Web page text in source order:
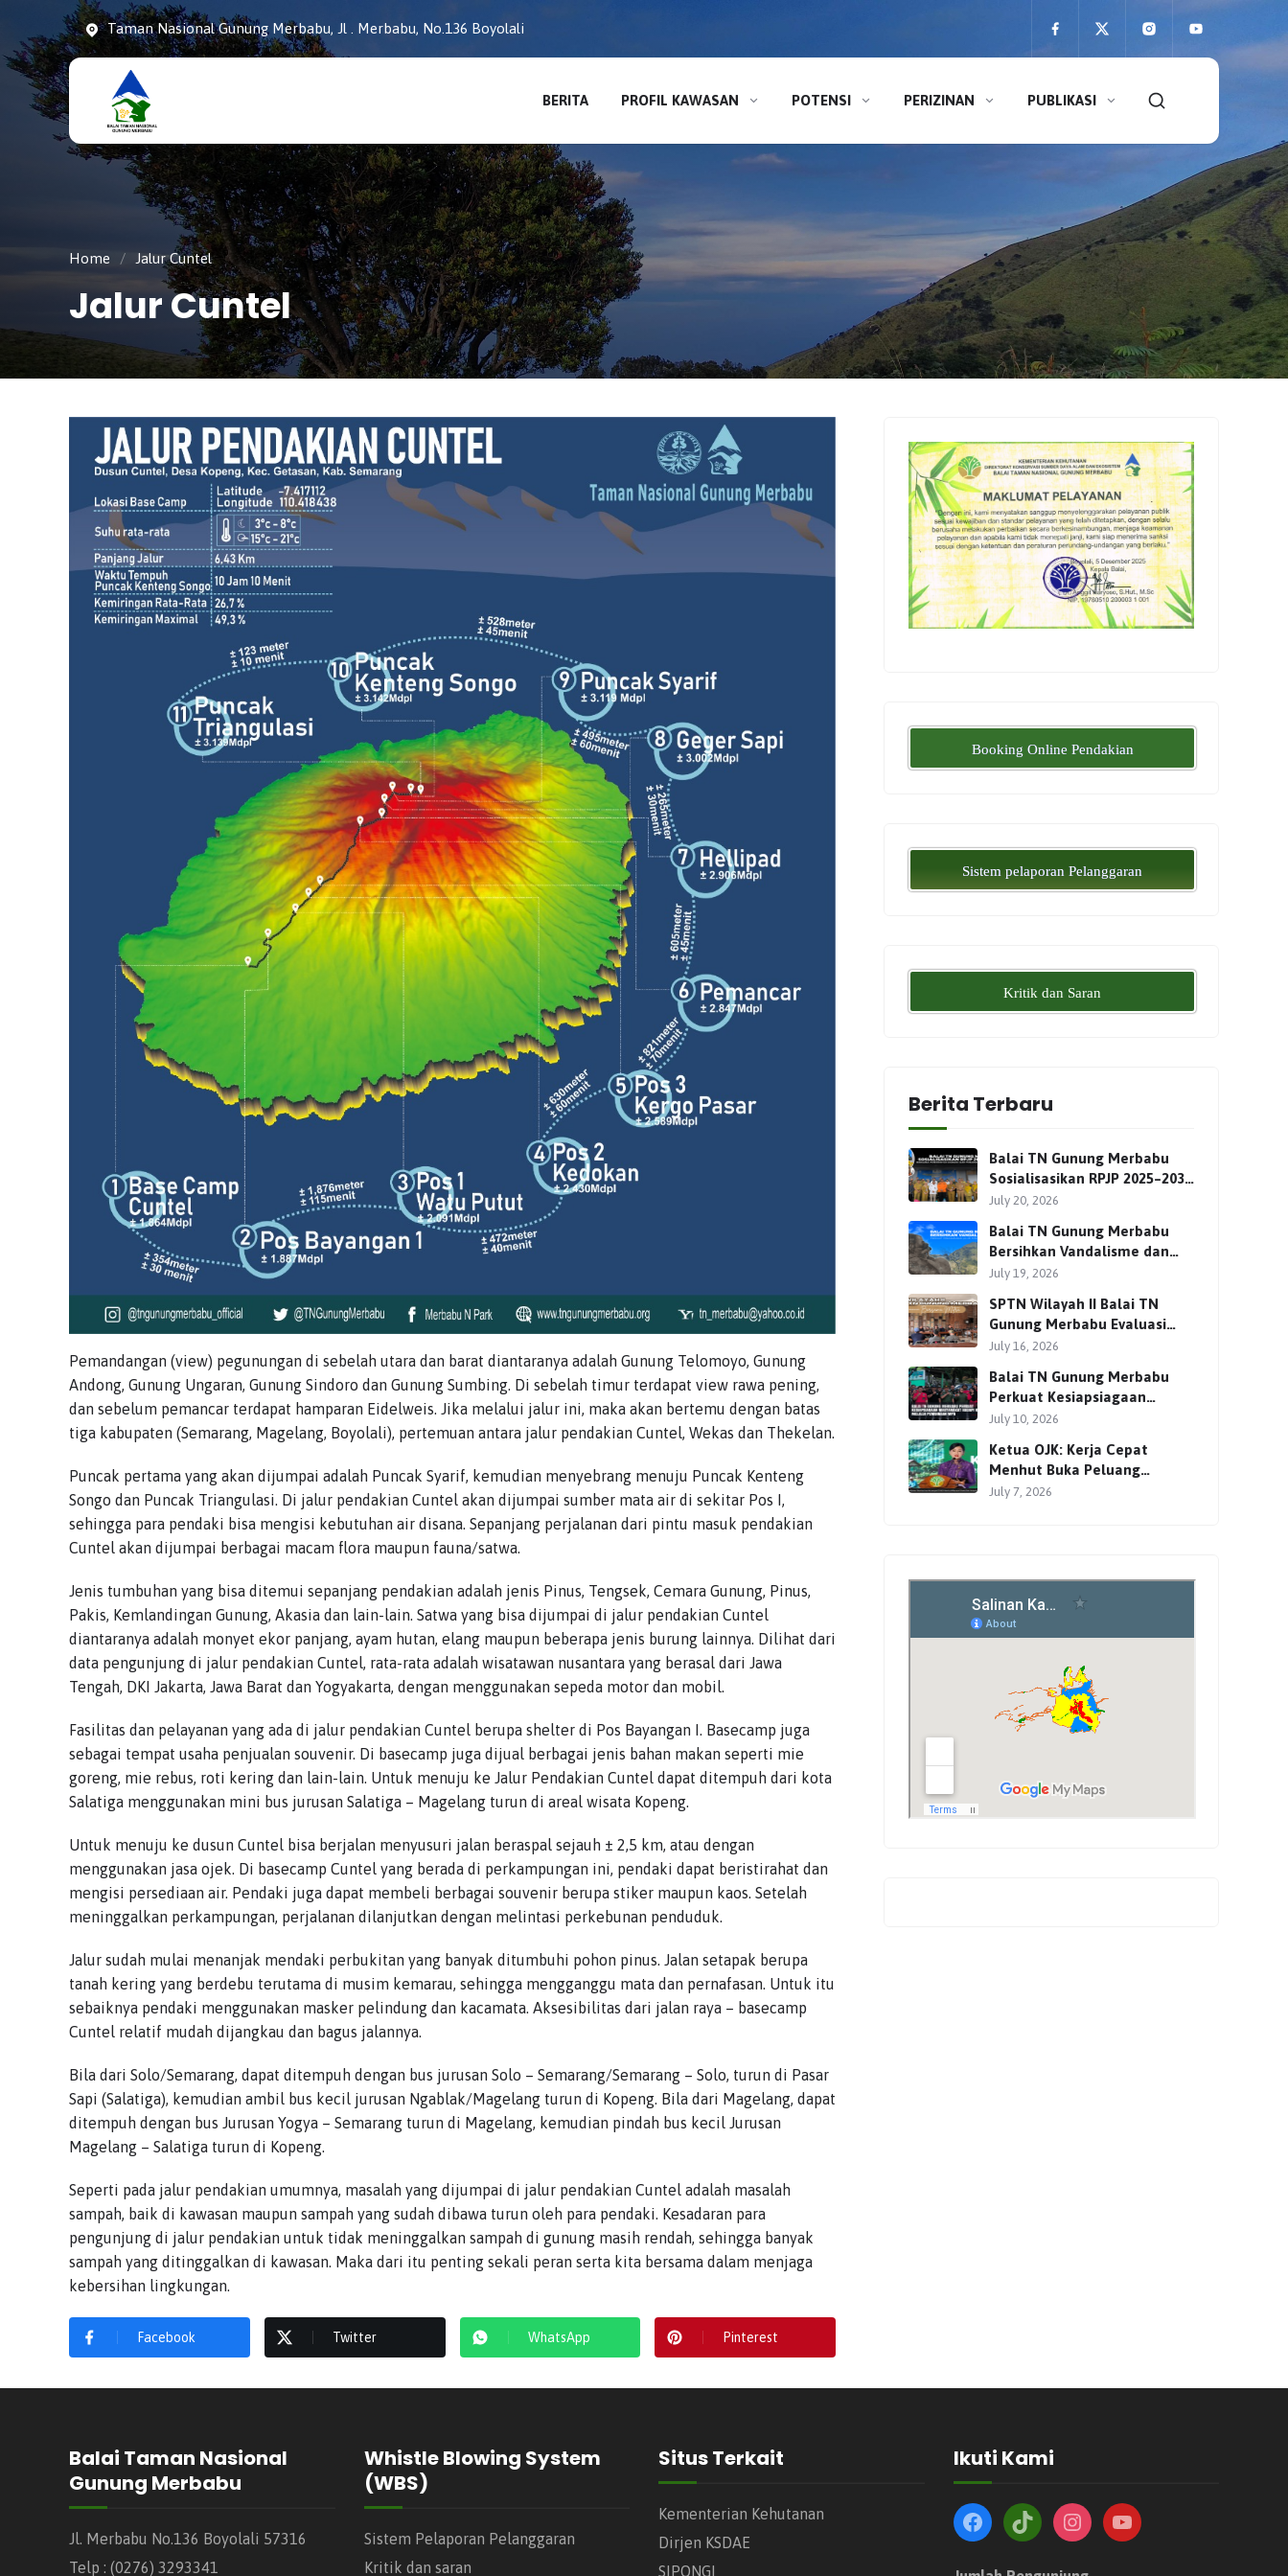
Taman Nasional Gunung Merbabu, Jl . Merbabu, No.136 Boyolali
Taman
Nasiona
Gunung
Merbabu
tngunungmerbabu,
tamannasional,
gunungmerbabu,
BERITA PROFIL KAWASAN POTENSI PERIZINAN PUBLIKASI
Home / Jalur Cuntel
Jalur Cuntel
Pemandangan (view) pegunungan di sebelah utara dan barat diantaranya adalah Gunung Telomoyo, Gunung
Andong, Gunung Ungaran, Gunung Sindoro dan Gunung Sumbing. Di sebelah timur terdapat view rawa pening,
dan sebelum pemancar terdapat hamparan Eidelweis. Jika melalui jalur ini, maka akan bertemu dengan batas
tiga kabupaten (Semarang, Magelang, Boyolali), pertemuan antara jalur pendakian Cuntel, Wekas dan Thekelan.
Puncak pertama yang akan dijumpai adalah Puncak Syarif, kemudian menyebrang menuju Puncak Kenteng
Songo dan Puncak Triangulasi. Di jalur pendakian Cuntel akan dijumpai sumber mata air di sekitar Pos I,
sehingga para pendaki bisa mengisi kebutuhan air disana. Sepanjang perjalanan dari pintu masuk pendakian
Cuntel akan dijumpai berbagai macam flora maupun fauna/satwa.
Jenis tumbuhan yang bisa ditemui sepanjang pendakian adalah jenis Pinus, Tengsek, Cemara Gunung, Pinus,
Pakis, Kemlandingan Gunung, Akasia dan lain-lain. Satwa yang bisa dijumpai di jalur pendakian Cuntel
diantaranya adalah monyet ekor panjang, ayam hutan, elang maupun beberapa jenis burung lainnya. Dilihat dari
data pengunjung di jalur pendakian Cuntel, rata-rata adalah wisatawan nusantara yang berasal dari Jawa
Tengah, DKI Jakarta, Jawa Barat dan Yogyakarta, dengan menggunakan sepeda motor dan mobil.
Fasilitas dan pelayanan yang ada di jalur pendakian Cuntel berupa shelter di Pos Bayangan I. Basecamp juga
sebagai tempat usaha penjualan souvenir. Di basecamp juga dijual berbagai jenis bahan makan seperti mie
goreng, mie rebus, roti kering dan lain-lain. Untuk menuju ke Jalur Pendakian Cuntel dapat ditempuh dari kota
Salatiga menggunakan mini bus jurusan Salatiga – Magelang turun di areal wisata Kopeng.
Untuk menuju ke dusun Cuntel bisa berjalan menyusuri jalan beraspal sejauh ± 2,5 km, atau dengan
menggunakan jasa ojek. Di basecamp Cuntel yang berada di perkampungan ini, pendaki dapat beristirahat dan
mengisi persediaan air. Pendaki juga dapat membeli berbagai souvenir berupa stiker maupun kaos. Setelah
meninggalkan perkampungan, perjalanan dilanjutkan dengan melintasi perkebunan penduduk.
Jalur sudah mulai menanjak mendaki perbukitan yang banyak ditumbuhi pohon pinus. Jalan setapak berupa
tanah kering yang berdebu terutama di musim kemarau, sehingga mengganggu mata dan pernafasan. Untuk itu
sebaiknya pendaki menggunakan masker pelindung dan kacamata. Aksesibilitas dari jalan raya – basecamp
Cuntel relatif mudah dijangkau dan bagus jalannya.
Bila dari Solo/Semarang, dapat ditempuh dengan bus jurusan Solo – Semarang/Semarang – Solo, turun di Pasar
Sapi (Salatiga), kemudian ambil bus kecil jurusan Ngablak/Magelang turun di Kopeng. Bila dari Magelang, dapat
ditempuh dengan bus Jurusan Yogya – Semarang turun di Magelang, kemudian pindah bus kecil Jurusan
Magelang – Salatiga turun di Kopeng.
Seperti pada jalur pendakian umumnya, masalah yang dijumpai di jalur pendakian Cuntel adalah masalah
sampah, baik di kawasan maupun sampah yang sudah dibawa turun oleh para pendaki. Kesadaran para
pengunjung di jalur pendakian untuk tidak meninggalkan sampah di gunung masih rendah, sehingga banyak
sampah yang ditinggalkan di kawasan. Maka dari itu penting sekali peran serta kita bersama dalam menjaga
kebersihan lingkungan.
Facebook Twitter WhatsApp Pinterest
Booking Online Pendakian
Sistem pelaporan Pelanggaran
Kritik dan Saran
Berita Terbaru
Balai TN Gunung Merbabu
Sosialisasikan RPJP 2025–2034
Bersama Para Pemangku
July 20, 2026
Balai TN Gunung Merbabu
Bersihkan Vandalisme dan
Perkuat Pengamanan Jalur
July 19, 2026
SPTN Wilayah II Balai TN
Gunung Merbabu Evaluasi
Pengelolaan Wisata
July 16, 2026
Balai TN Gunung Merbabu
Perkuat Kesiapsiagaan
Masyarakat Hadapi Karhutla
July 10, 2026
Ketua OJK: Kerja Cepat
Menhut Buka Peluang
Investasi Global lewat
July 7, 2026
Balai Taman Nasional
Gunung Merbabu
Jl. Merbabu No.136 Boyolali 57316
Telp : (0276) 3293341
Whistle Blowing System
(WBS)
Sistem Pelaporan Pelanggaran
Kritik dan saran
Situs Terkait
Kementerian Kehutanan
Dirjen KSDAE
SIPONGI
Ikuti Kami